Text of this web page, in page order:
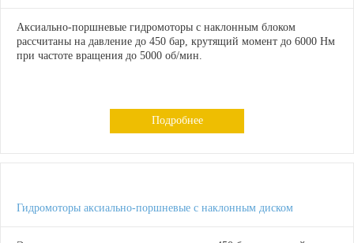
Аксиально-поршневые гидромоторы с наклонным блоком
рассчитаны на давление до 450 бар, крутящий момент до 6000 Нм
при частоте вращения до 5000 об/мин.
Подробнее
Гидромоторы аксиально-поршневые с наклонным диском